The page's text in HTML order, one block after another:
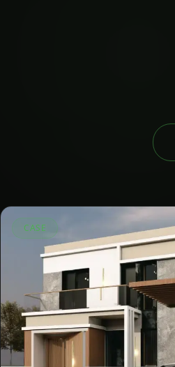
CASE